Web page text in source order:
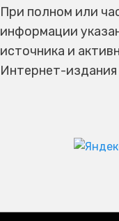
При полном или
информации
источника и
Интернет-